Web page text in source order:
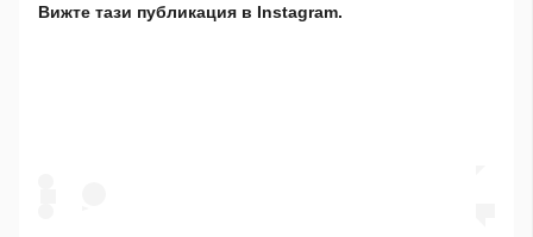
Вижте тази публикация в Instagram.